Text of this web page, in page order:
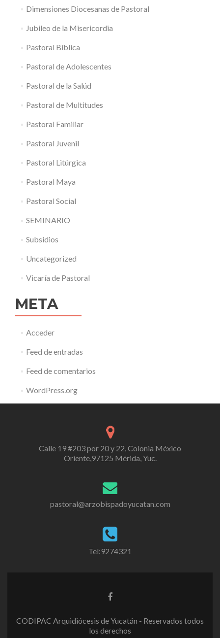
Dimensiones Diocesanas de Pastoral
Jubileo de la Misericordia
Pastoral Bíblica
Pastoral de Adolescentes
Pastoral de la Salúd
Pastoral de Multitudes
Pastoral Familiar
Pastoral Juvenil
Pastoral Litúrgica
Pastoral Maya
Pastoral Social
SEMINARIO
Subsidios
Uncategorized
Vicaría de Pastoral
META
Acceder
Feed de entradas
Feed de comentarios
WordPress.org
Calle 19 #203 por 20 y 22, Colonia México
Oriente,97125 Mérida, Yuc.
pastoral@arzobispadoyucatan.com
Tel:9274321
CODIPAC Arquidiócesis de Yucatán - Reservados todos
los derechos